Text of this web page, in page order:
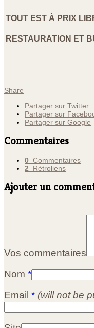
TOUT EST À PRIX
RESTAURATION ET
Share
Partager sur Twitter
Partager sur
Partager sur Google
Commentaires
0 Commentaires
2 Rétroliens
Ajouter un
Vos commentaires
Nom *
Email * (will not be